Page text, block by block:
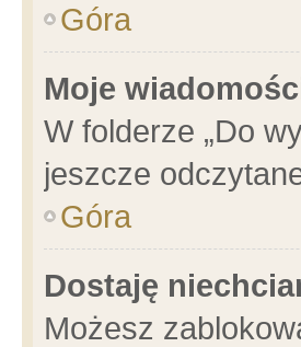
Góra
Moje
W folderze „Do
jeszcze
Góra
Dostaję
Możesz